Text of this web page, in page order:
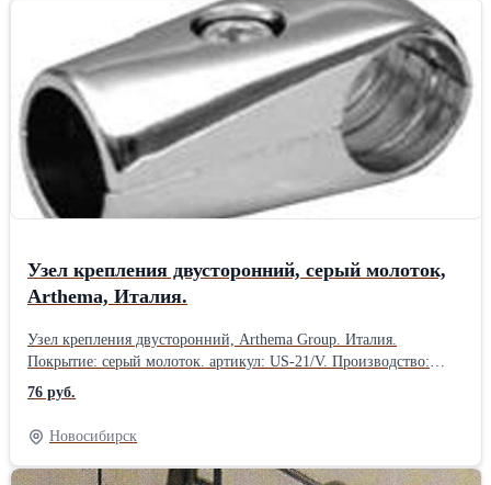
Узел крепления двусторонний, серый молоток,
Arthema, Италия.
Узел крепления двусторонний, Arthema Group. Италия.
Покрытие: серый молоток. артикул: US-21/V. Производство:
Arthema group, Италия. В наличии в
Новосибирске.Производитель: Arthema group, Италия.
76 руб.
Новосибирск